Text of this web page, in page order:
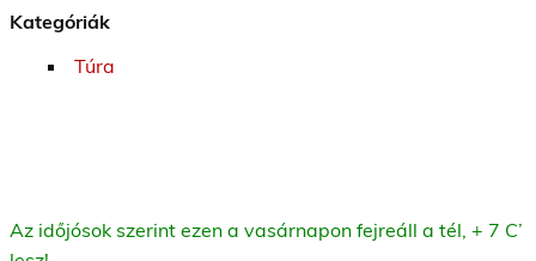
Kategóriák
Túra
Az időjósok szerint ezen a vasárnapon fejreáll a tél, + 7 C’